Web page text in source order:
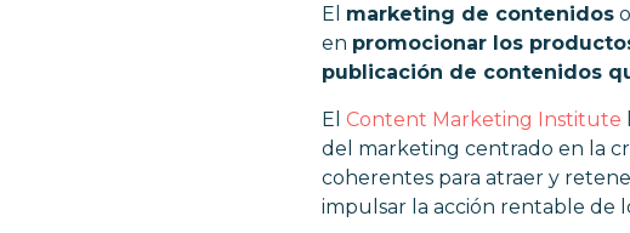
El marketing de contenidoso
en promocionar los
publicación de contenidos
El Content Marketing Institute
del marketing centrado en la
coherentes para atraer y
impulsar la acción rentable de